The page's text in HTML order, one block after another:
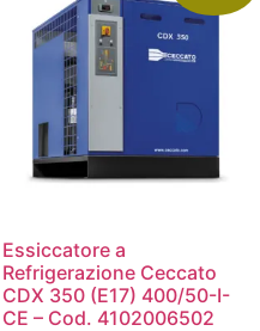
Essiccatore a
Refrigerazione Ceccato
CDX 350 (E17) 400/50-I-
CE – Cod. 4102006502